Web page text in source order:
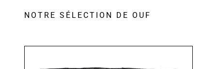
NOTRE SÉLECTION DE OUF